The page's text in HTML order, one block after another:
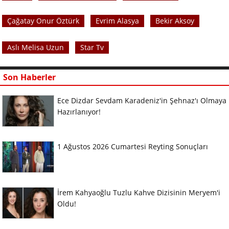
Çağatay Onur Öztürk Evrim Alasya Bekir Aksoy
Aslı Melisa Uzun Star Tv
Son Haberler
Ece Dizdar Sevdam Karadeniz'in Şehnaz'ı Olmaya
Hazırlanıyor!
1 Ağustos 2026 Cumartesi Reyting Sonuçları
İrem Kahyaoğlu Tuzlu Kahve Dizisinin Meryem'i
Oldu!